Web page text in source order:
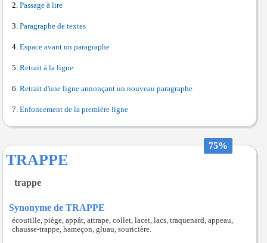
Passage à lire
Paragraphe de textes
Espace avant un paragraphe
Retrait à la ligne
Retrait d'une ligne annonçant un nouveau paragraphe
Enfoncement de la première ligne
75%
TRAPPE
trappe
Synonyme de TRAPPE
écoutille, piège, appât, attrape, collet, lacet, lacs, traquenard, appeau,
chausse-trappe, hameçon, gluau, souricière.